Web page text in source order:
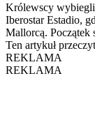
Królewscy
Iberostar Estadio,
Mallorcą. Początek
Ten artykuł
REKLAMA
REKLAMA